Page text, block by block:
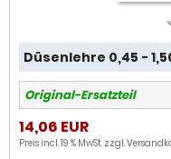
Düsenlehre 0,45 -
Original-Ersatzteil
14,06 EUR
Preis incl. 19 % MwSt. zzgl.